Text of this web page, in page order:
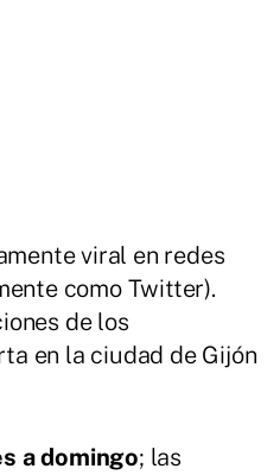
viral en redes
como Twitter).
de los
en la ciudad de Gijón
a domingo; las